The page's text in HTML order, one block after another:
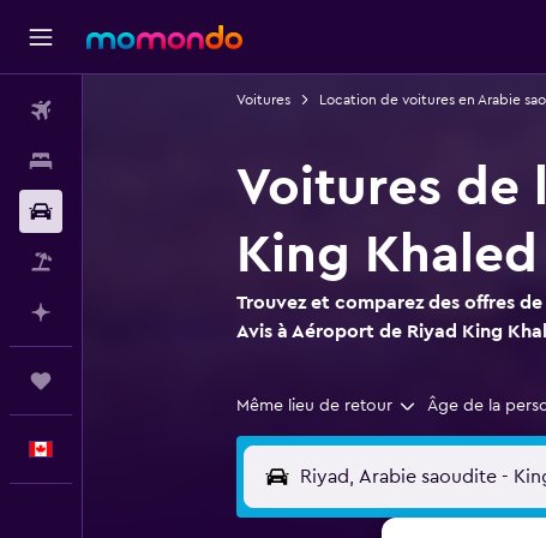
Voitures Location de voitures en Arabie
Voitures de
King Khaled
Trouvez et comparez des offres
Avis à Aéroport de Riyad King
Même lieu de retour Âge de la